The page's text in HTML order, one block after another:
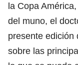
la Copa
del muno, el
presente edición
sobre las